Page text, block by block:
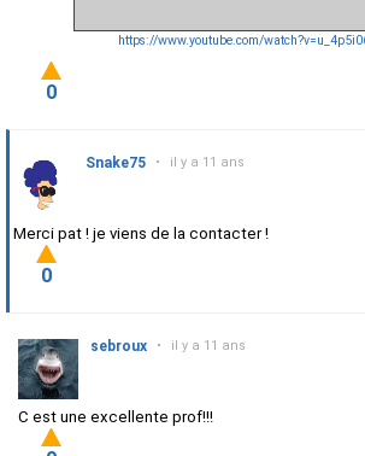
https://www.youtube.com/
0
Snake75 • il y a 11 ans
Merci pat ! je viens de la contacter !
0
sebroux • il y a 11 ans
C est une excellente prof!!!